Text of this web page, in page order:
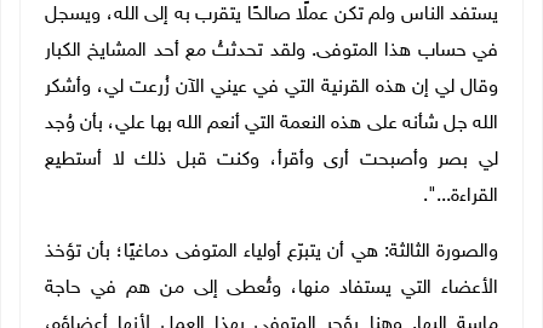
يستفد الناس ولم تكن عملًا صالحًا يتقرب به إلى الله، ويسجل
في حساب هذا المتوفى. ولقد تحدثتُ مع أحد المشايخ الكبار
وقال لي إن هذه القرنية التي في عيني الآن زُرعت لي، وأشكر
الله جل شأنه على هذه النعمة التي أنعم الله بها علي، بأن وُجد
لي بصر وأصبحت أرى وأقرأ، وكنت قبل ذلك لا أستطيع
القراءة...".
والصورة الثالثة: هي أن يتبرّع أولياء المتوفى دماغيًا؛ بأن تؤخذ
الأعضاء التي يستفاد منها، وتُعطى إلى من هم في حاجة